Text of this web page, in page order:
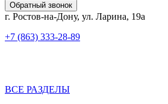
Обратный звонок
г. Ростов-на-Дону, ул. Ларина, 19а
+7 (863) 333-28-89
ВСЕ РАЗДЕЛЫ